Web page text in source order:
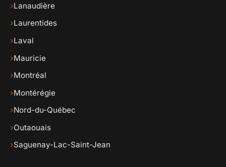
›Lanaudière
›Laurentides
›Laval
›Mauricie
›Montréal
›Montérégie
›Nord-du-Québec
›Outaouais
›Saguenay-Lac-Saint-Jean